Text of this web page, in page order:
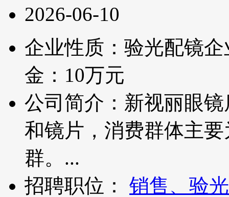
2026-06-10
企业性质：验光配镜企
金：10万元
公司简介：新视丽眼
和镜片，消费群体主
群。...
招聘职位： 销售、验